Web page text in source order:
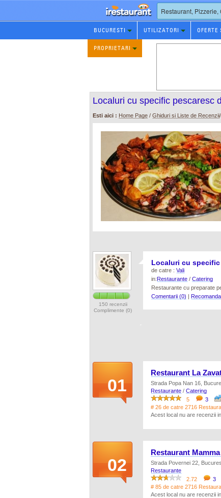
Rezervare
Restaurant
BUCURESTI UTILIZATORI OFERTE
PROPRIETARI
Localuri cu specific pescaresc
Esti aici : Home Page / Ghiduri si Liste de Recenzii
150 recenzii
Complimente (0)
Localuri cu
de catre : Vali
in:Restaurante / Catering
Restaurante cu preparate
Comentarii (0) |
01
Restaurant La
Strada Popa Nan 16,
Restaurante / Catering
5
3
# 26 de catre 2716
Acest local nu are recenzii
02
Restaurant
Strada Povernei 22,
Restaurante
2.72
3
# 85 de catre 2716
Acest local nu are recenzii